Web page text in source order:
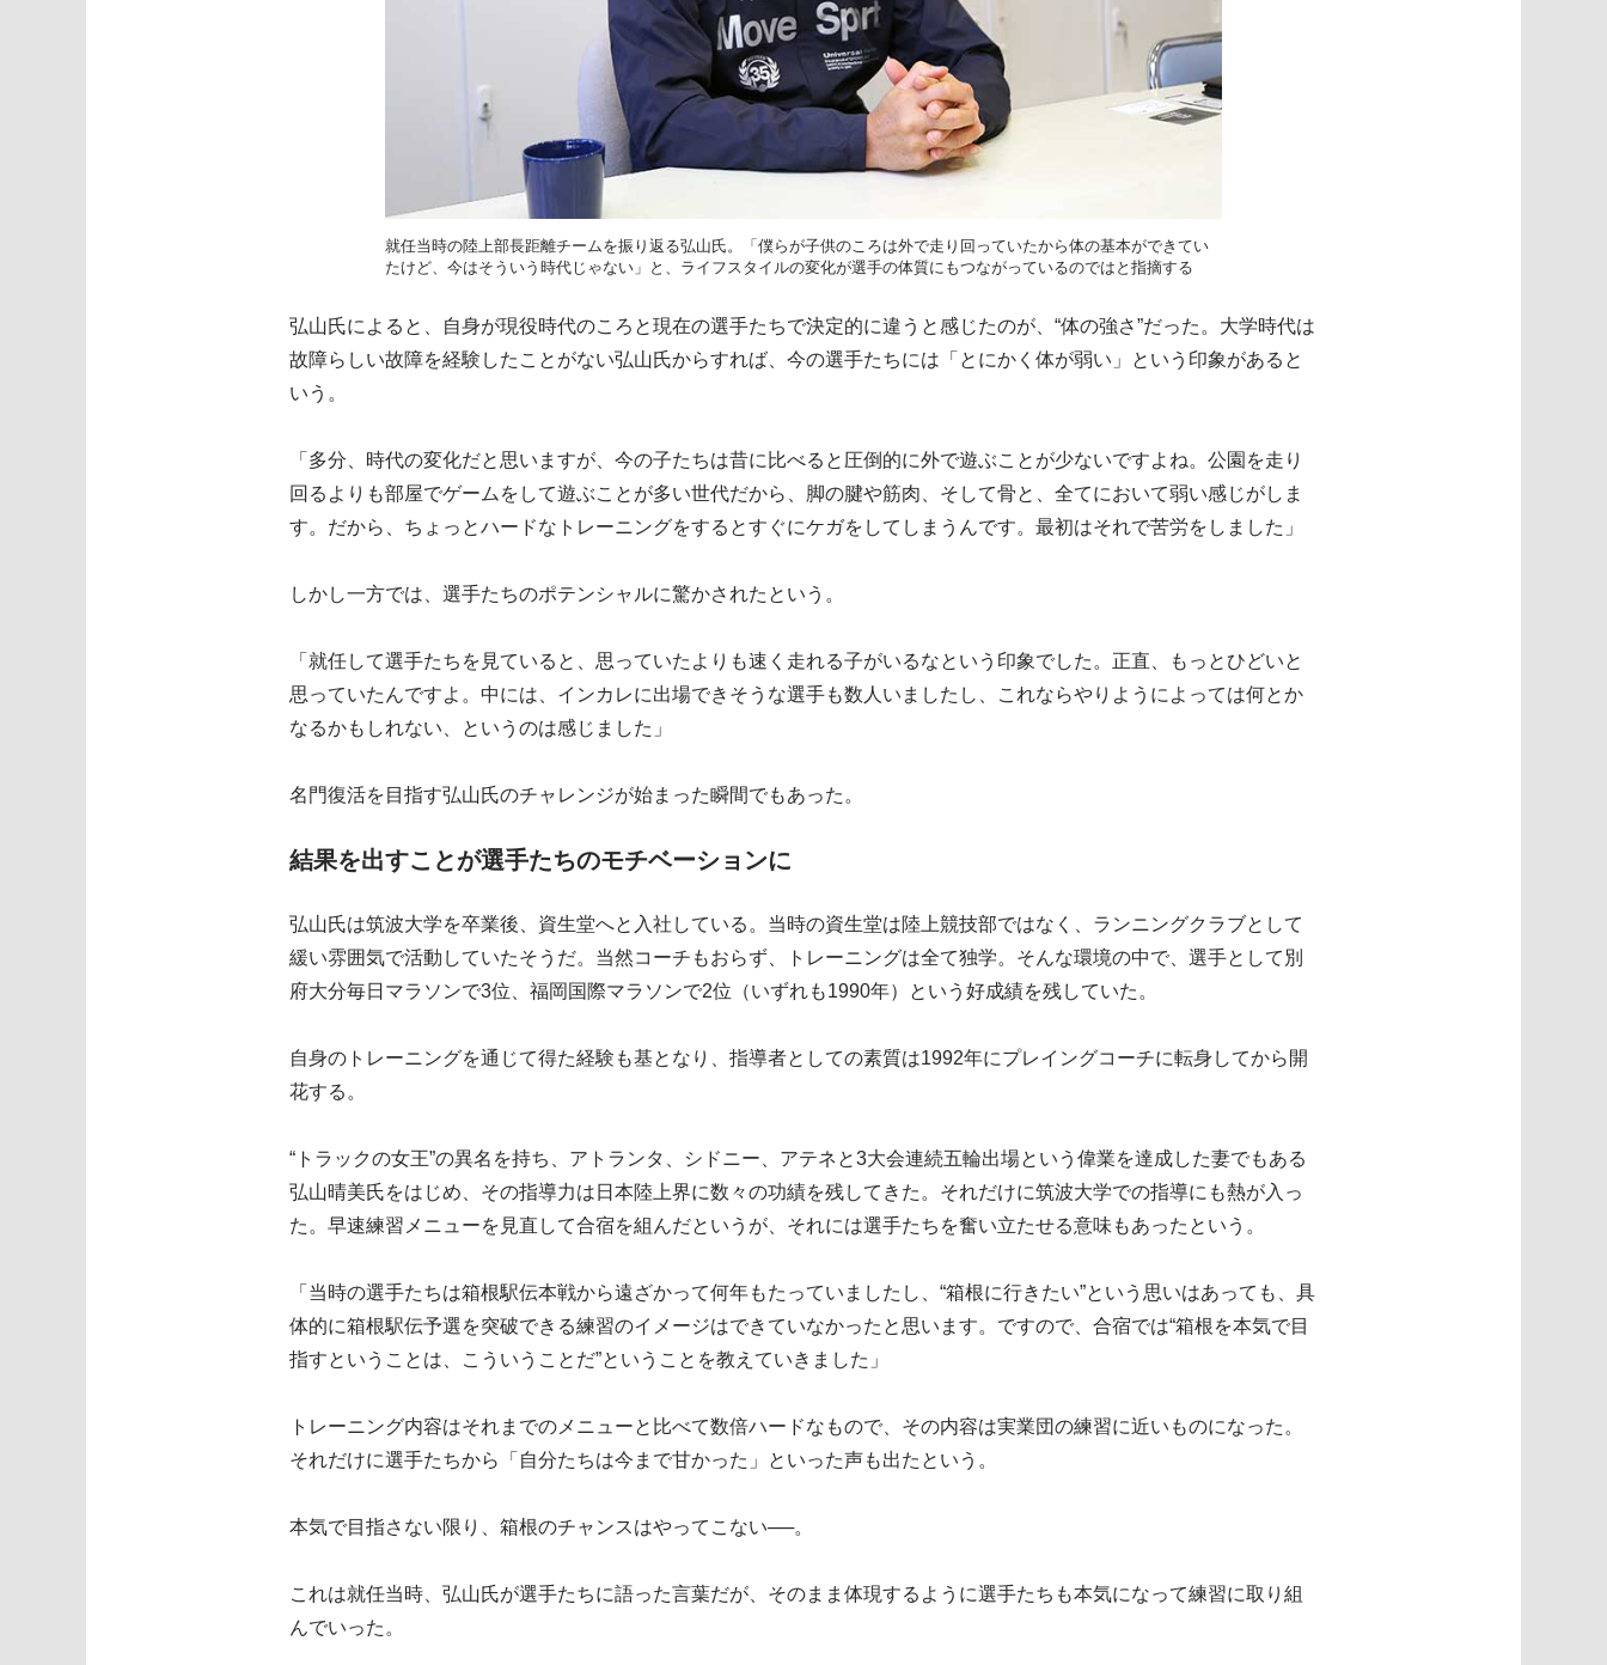
就任当時の陸上部長距離チームを振り返る弘山氏。「僕らが子供のころは外で走り回っていたから体の基本ができてい
たけど、今はそういう時代じゃない」と、ライフスタイルの変化が選手の体質にもつながっているのではと指摘する
弘山氏によると、自身が現役時代のころと現在の選手たちで決定的に違うと感じたのが、“体の強さ”だった。大学時代は
故障らしい故障を経験したことがない弘山氏からすれば、今の選手たちには「とにかく体が弱い」という印象があると
いう。
「多分、時代の変化だと思いますが、今の子たちは昔に比べると圧倒的に外で遊ぶことが少ないですよね。公園を走り
回るよりも部屋でゲームをして遊ぶことが多い世代だから、脚の腱や筋肉、そして骨と、全てにおいて弱い感じがしま
す。だから、ちょっとハードなトレーニングをするとすぐにケガをしてしまうんです。最初はそれで苦労をしました」
しかし一方では、選手たちのポテンシャルに驚かされたという。
「就任して選手たちを見ていると、思っていたよりも速く走れる子がいるなという印象でした。正直、もっとひどいと
思っていたんですよ。中には、インカレに出場できそうな選手も数人いましたし、これならやりようによっては何とか
なるかもしれない、というのは感じました」
名門復活を目指す弘山氏のチャレンジが始まった瞬間でもあった。
結果を出すことが選手たちのモチベーションに
弘山氏は筑波大学を卒業後、資生堂へと入社している。当時の資生堂は陸上競技部ではなく、ランニングクラブとして
緩い雰囲気で活動していたそうだ。当然コーチもおらず、トレーニングは全て独学。そんな環境の中で、選手として別
府大分毎日マラソンで3位、福岡国際マラソンで2位（いずれも1990年）という好成績を残していた。
自身のトレーニングを通じて得た経験も基となり、指導者としての素質は1992年にプレイングコーチに転身してから開
花する。
“トラックの女王”の異名を持ち、アトランタ、シドニー、アテネと3大会連続五輪出場という偉業を達成した妻でもある
弘山晴美氏をはじめ、その指導力は日本陸上界に数々の功績を残してきた。それだけに筑波大学での指導にも熱が入っ
た。早速練習メニューを見直して合宿を組んだというが、それには選手たちを奮い立たせる意味もあったという。
「当時の選手たちは箱根駅伝本戦から遠ざかって何年もたっていましたし、“箱根に行きたい”という思いはあっても、具
体的に箱根駅伝予選を突破できる練習のイメージはできていなかったと思います。ですので、合宿では“箱根を本気で目
指すということは、こういうことだ”ということを教えていきました」
トレーニング内容はそれまでのメニューと比べて数倍ハードなもので、その内容は実業団の練習に近いものになった。
それだけに選手たちから「自分たちは今まで甘かった」といった声も出たという。
本気で目指さない限り、箱根のチャンスはやってこない──。
これは就任当時、弘山氏が選手たちに語った言葉だが、そのまま体現するように選手たちも本気になって練習に取り組
んでいった。